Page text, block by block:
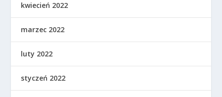
kwiecień 2022
marzec 2022
luty 2022
styczeń 2022